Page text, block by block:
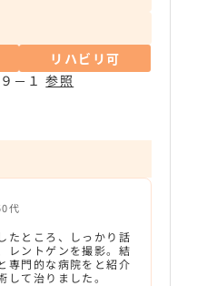
リハビリ可
－１参照
代
たところ、しっかり話
レントゲンを撮影。結
専門的な病院をと紹介
して治りました。